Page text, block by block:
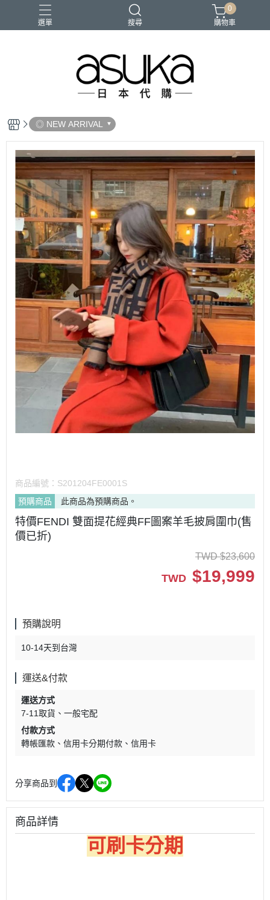
選單 搜尋
0
購物車
◎ NEW ARRIVAL
商品編號： S201204FE0001S
預購商品
此商品為預購商品。
特價FENDI 雙面提花經典FF圖案羊毛披肩圍巾(售
價已折)
TWD $23,600
TWD $19,999
預購說明
10-14天到台灣
運送&付款
運送方式
7-11取貨
一般宅配
付款方式
轉帳匯款
信用卡分期付款 信用卡
分享商品到
商品詳情
可刷卡分期